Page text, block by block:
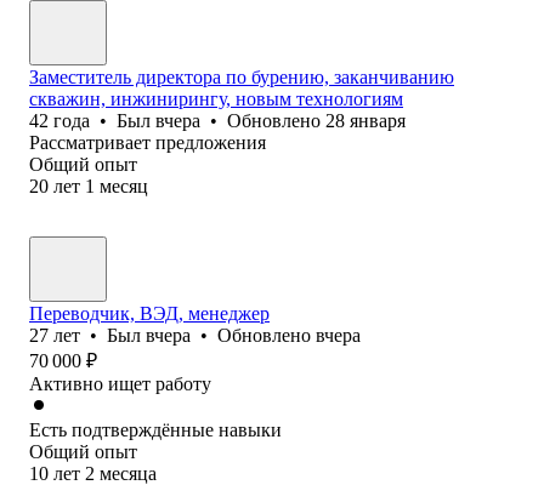
Заместитель директора по бурению, заканчиванию
скважин, инжинирингу, новым технологиям
42 года • Был вчера • Обновлено 28 января
Рассматривает предложения
Общий опыт
20 лет 1 месяц
Переводчик, ВЭД, менеджер
27 лет • Был вчера • Обновлено вчера
70 000 ₽
Активно ищет работу
Есть подтверждённые навыки
Общий опыт
10 лет 2 месяца